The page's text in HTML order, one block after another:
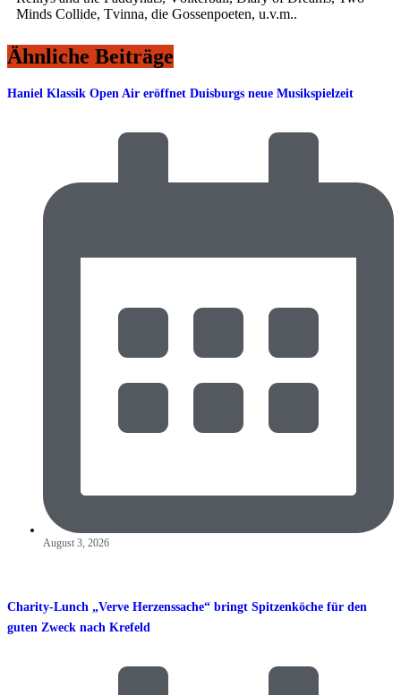
Minds Collide, Tvinna, die Gossenpoeten, u.v.m..
Ähnliche Beiträge
Haniel Klassik Open Air eröffnet Duisburgs neue Musikspielzeit
August 3, 2026
Charity-Lunch „Verve Herzenssache“ bringt Spitzenköche für den
guten Zweck nach Krefeld